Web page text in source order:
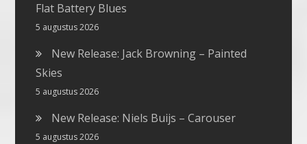
Flat Battery Blues
5 augustus 2026
New Release: Jack Browning – Painted
Skies
5 augustus 2026
New Release: Niels Buijs – Carouser
5 augustus 2026